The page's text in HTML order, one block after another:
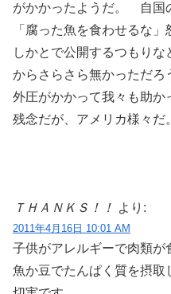
がかかったようだ。 自国
「腐った魚を食わせるな」
しかとで公開するつもりな
からさらさら無かっただろ
外圧がかかって我々も助か
残念だが、アメリカ様々だ。
ＴＨＡＮＫＳ！！ より:
2011年4月16日 10:01 AM
子供がアレルギーで肉類が
魚か豆でたんぱく質を摂取